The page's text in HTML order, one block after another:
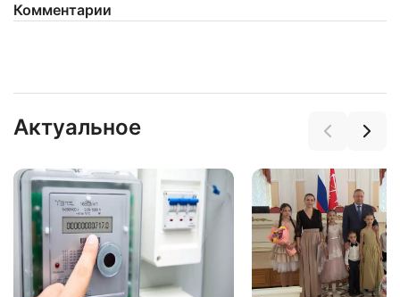
Комментарии
Актуальное
Нажимая на кнопку "Отправить" вы
соглашаетесь сполитикой конфиденциальности